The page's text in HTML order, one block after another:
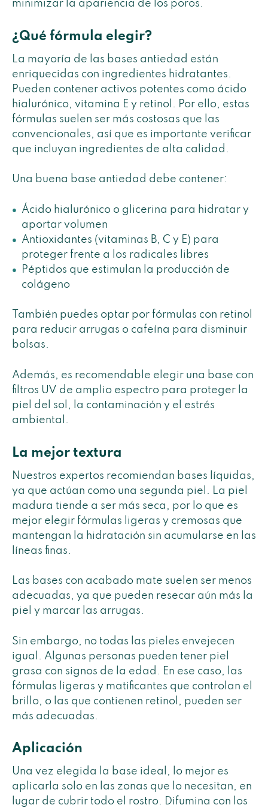
minimizar la apariencia de los poros.
¿Qué fórmula elegir?
La mayoría de las bases antiedad están
enriquecidas con ingredientes hidratantes.
Pueden contener activos potentes como ácido
hialurónico, vitamina E y retinol. Por ello, estas
fórmulas suelen ser más costosas que las
convencionales, así que es importante verificar
que incluyan ingredientes de alta calidad.
Una buena base antiedad debe contener:
Ácido hialurónico o glicerina para hidratar y
aportar volumen
Antioxidantes (vitaminas B, C y E) para
proteger frente a los radicales libres
Péptidos que estimulan la producción de
colágeno
También puedes optar por fórmulas con retinol
para reducir arrugas o cafeína para disminuir
bolsas.
Además, es recomendable elegir una base con
filtros UV de amplio espectro para proteger la
piel del sol, la contaminación y el estrés
ambiental.
La mejor textura
Nuestros expertos recomiendan bases líquidas,
ya que actúan como una segunda piel. La piel
madura tiende a ser más seca, por lo que es
mejor elegir fórmulas ligeras y cremosas que
mantengan la hidratación sin acumularse en las
líneas finas.
Las bases con acabado mate suelen ser menos
adecuadas, ya que pueden resecar aún más la
piel y marcar las arrugas.
Sin embargo, no todas las pieles envejecen
igual. Algunas personas pueden tener piel
grasa con signos de la edad. En ese caso, las
fórmulas ligeras y matificantes que controlan el
brillo, o las que contienen retinol, pueden ser
más adecuadas.
Aplicación
Una vez elegida la base ideal, lo mejor es
aplicarla solo en las zonas que lo necesitan, en
lugar de cubrir todo el rostro. Difumina con los